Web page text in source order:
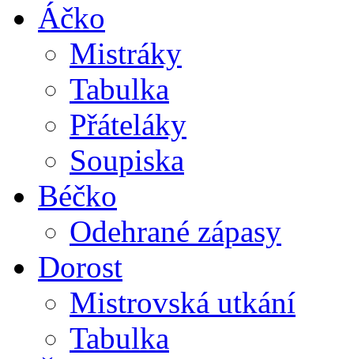
Áčko
Mistráky
Tabulka
Přáteláky
Soupiska
Béčko
Odehrané zápasy
Dorost
Mistrovská utkání
Tabulka